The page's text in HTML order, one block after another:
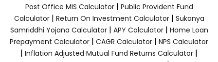
Post Office MIS Calculator| Public Provident Fund
Calculator| Return On Investment Calculator| Sukanya
Samriddhi Yojana Calculator| APY Calculator| Home Loan
Prepayment Calculator | CAGR Calculator | NPS Calculator
| Inflation Adjusted Mutual Fund Returns Calculator |